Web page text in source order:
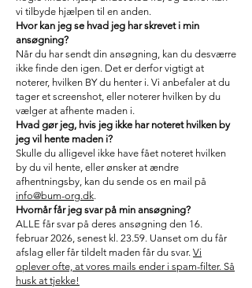
vi tilbyde hjælpen til en anden.
Hvor kan jeg se hvad jeg har skrevet i min
ansøgning?
Når du har sendt din ansøgning, kan du desværre
ikke finde den igen. Det er derfor vigtigt at
noterer, hvilken BY du henter i. Vi anbefaler at du
tager et screenshot, eller noterer hvilken by du
vælger at afhente maden i.
Hvad gør jeg, hvis jeg ikke har noteret hvilken by
jeg vil hente maden i?
Skulle du alligevel ikke have fået noteret hvilken
by du vil hente, eller ønsker at ændre
afhentningsby, kan du sende os en mail på
info@bum-org.dk.
Hvornår får jeg svar på min ansøgning?
ALLE får svar på deres ansøgning den 16.
februar 2026, senest kl. 23.59. Uanset om du får
afslag eller får tildelt maden får du svar. Vi
oplever ofte, at vores mails ender i spam-filter. Så
husk at tjekke!